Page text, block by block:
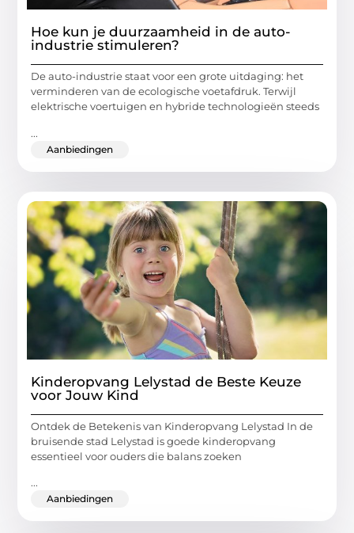
Hoe kun je duurzaamheid in de auto-
industrie stimuleren?
De auto-industrie staat voor een grote uitdaging: het
verminderen van de ecologische voetafdruk. Terwijl
elektrische voertuigen en hybride technologieën steeds
...
Aanbiedingen
Kinderopvang Lelystad de Beste Keuze
voor Jouw Kind
Ontdek de Betekenis van Kinderopvang Lelystad In de
bruisende stad Lelystad is goede kinderopvang
essentieel voor ouders die balans zoeken
...
Aanbiedingen